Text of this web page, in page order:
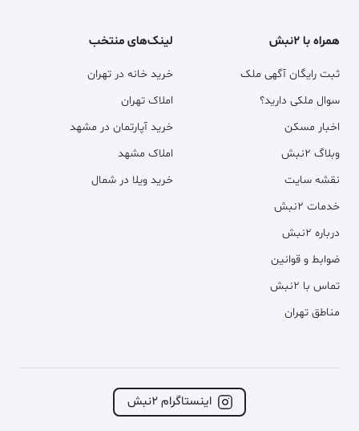
همراه با ۲نبش
ثبت رایگان آگهی ملک
سوال ملکی دارید؟
اخبار مسکن
وبلاگ ۲نبش
نقشه سایت
خدمات ۲نبش
درباره ۲نبش
ضوابط و قوانین
تماس با ۲نبش
مناطق تهران
لینک‌های منتخب
خرید خانه در تهران
املاک تهران
خرید آپارتمان در مشهد
املاک مشهد
خرید ویلا در شمال
اینستاگرام ۲نبش